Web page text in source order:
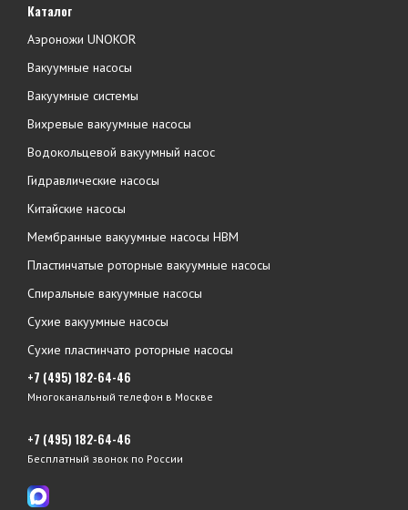
Каталог
Аэроножи UNOKOR
Вакуумные насосы
Вакуумные системы
Вихревые вакуумные насосы
Водокольцевой вакуумный насос
Гидравлические насосы
Китайские насосы
Мембранные вакуумные насосы НВМ
Пластинчатые роторные вакуумные насосы
Спиральные вакуумные насосы
Сухие вакуумные насосы
Сухие пластинчато роторные насосы
+7 (495) 182-64-46
Многоканальный телефон в Москве
+7 (495) 182-64-46
Бесплатный звонок по России